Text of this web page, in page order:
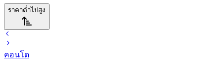
ราคาต่ำไปสูง
คอนโด